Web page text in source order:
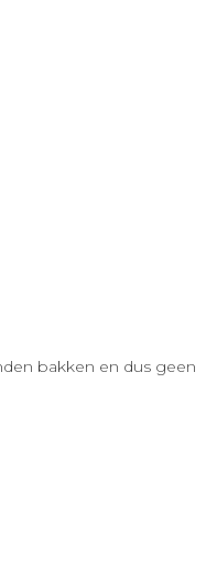
bakken en dus geen